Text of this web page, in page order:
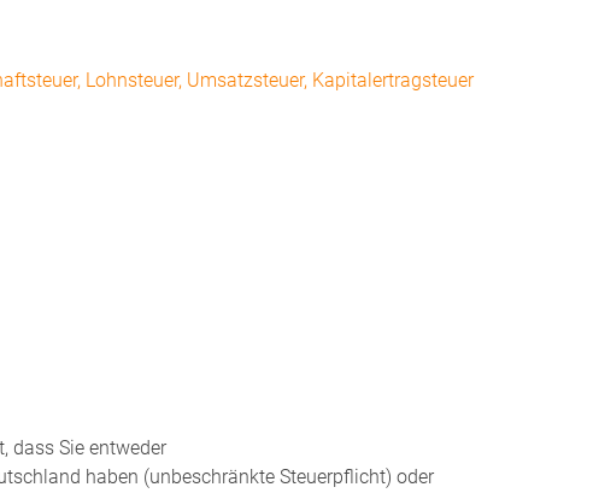
Lohnsteuer, Umsatzsteuer, Kapitalertragsteuer
dass Sie entweder
haben (unbeschränkte Steuerpflicht) oder